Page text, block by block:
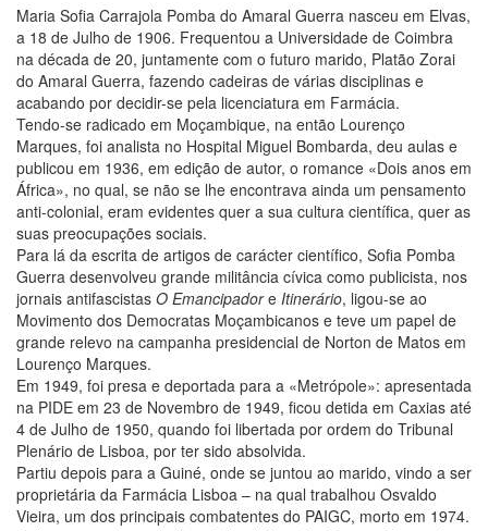
Maria Sofia Carrajola Pomba do Amaral Guerra nasceu em Elvas,
a 18 de Julho de 1906. Frequentou a Universidade de Coimbra
na década de 20, juntamente com o futuro marido, Platão Zorai
do Amaral Guerra, fazendo cadeiras de várias disciplinas e
acabando por decidir-se pela licenciatura em Farmácia.
Tendo-se radicado em Moçambique, na então Lourenço
Marques, foi analista no Hospital Miguel Bombarda, deu aulas e
publicou em 1936, em edição de autor, o romance «Dois anos em
África», no qual, se não se lhe encontrava ainda um pensamento
anti-colonial, eram evidentes quer a sua cultura científica, quer as
suas preocupações sociais.
Para lá da escrita de artigos de carácter científico, Sofia Pomba
Guerra desenvolveu grande militância cívica como publicista, nos
jornais antifascistas O Emancipadore Itinerário, ligou-se ao
Movimento dos Democratas Moçambicanos e teve um papel de
grande relevo na campanha presidencial de Norton de Matos em
Lourenço Marques.
Em 1949, foi presa e deportada para a «Metrópole»: apresentada
na PIDE em 23 de Novembro de 1949, ficou detida em Caxias até
4 de Julho de 1950, quando foi libertada por ordem do Tribunal
Plenário de Lisboa, por ter sido absolvida.
Partiu depois para a Guiné, onde se juntou ao marido, vindo a ser
proprietária da Farmácia Lisboa – na qual trabalhou Osvaldo
Vieira, um dos principais combatentes do PAIGC, morto em 1974.